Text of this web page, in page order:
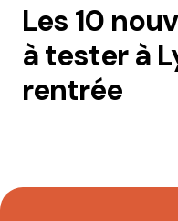
Les 10
à tester à
rentrée